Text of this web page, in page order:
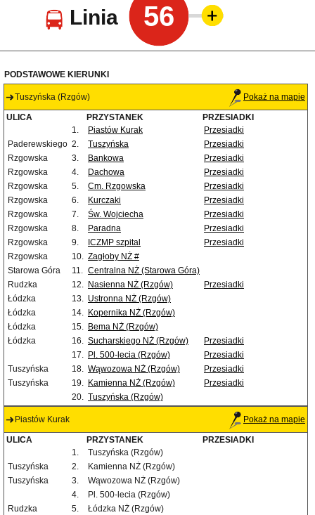
Linia 56
PODSTAWOWE KIERUNKI
Tuszyńska (Rzgów) Pokaż na mapie
ULICA PRZYSTANEK
PRZESIADKI
1.
Piastów Kurak
Przesiadki
Paderewskiego 2. Tuszyńska
Przesiadki
Rzgowska
3. Bankowa
Przesiadki
Rzgowska
4. Dachowa
Przesiadki
Rzgowska
5. Cm. Rzgowska
Przesiadki
Rzgowska
6. Kurczaki
Przesiadki
Rzgowska
7. Św. Wojciecha
Przesiadki
Rzgowska
8. Paradna
Przesiadki
Rzgowska
9. ICZMP szpital
Przesiadki
Rzgowska
10. Zagłoby NŻ #
Starowa Góra
11. Centralna NŻ (Starowa Góra)
Rudzka
12. Nasienna NŻ (Rzgów)
Przesiadki
Łódzka
13. Ustronna NŻ (Rzgów)
Łódzka
14. Kopernika NŻ (Rzgów)
Łódzka
15. Bema NŻ (Rzgów)
Łódzka
16. Sucharskiego NŻ (Rzgów)
Przesiadki
17. Pl. 500-lecia (Rzgów)
Przesiadki
Tuszyńska
18. Wąwozowa NŻ (Rzgów)
Przesiadki
Tuszyńska
19. Kamienna NŻ (Rzgów)
Przesiadki
20. Tuszyńska (Rzgów)
Piastów Kurak Pokaż na mapie
ULICA PRZYSTANEK
PRZESIADKI
1.
Tuszyńska (Rzgów)
Tuszyńska
2.
Kamienna NŻ (Rzgów)
Tuszyńska
3.
Wąwozowa NŻ (Rzgów)
4.
Pl. 500-lecia (Rzgów)
Rudzka
5.
Łódzka NŻ (Rzgów)